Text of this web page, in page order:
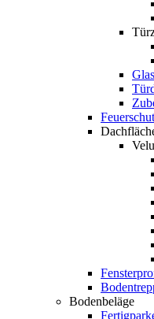
Bodenbeläge